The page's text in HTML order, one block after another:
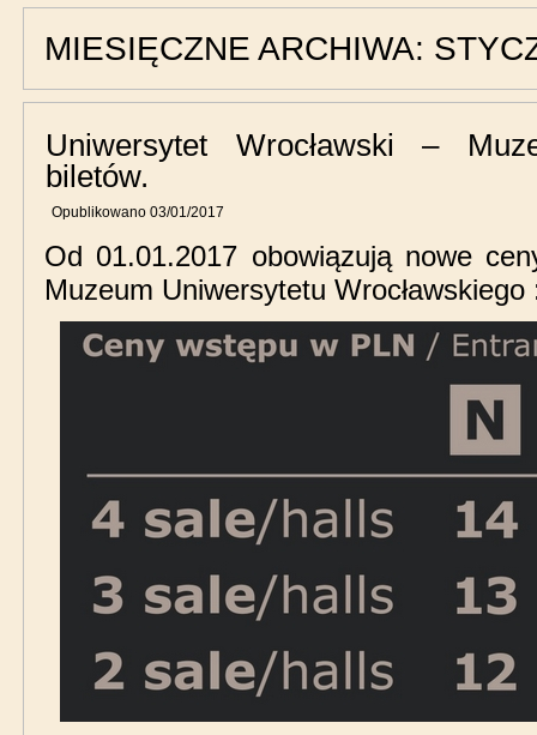
MIESIĘCZNE ARCHIWA:
Uniwersytet Wrocławski –
biletów.
Opublikowano 03/01/2017
Od 01.01.2017 obowiązują nowe
Muzeum Uniwersytetu Wrocławskiego